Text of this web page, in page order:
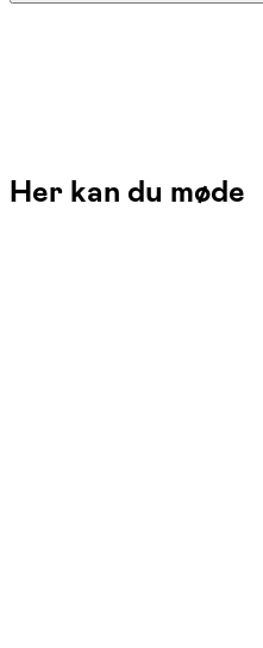
Her kan du møde